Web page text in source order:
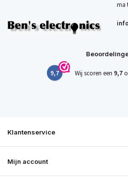
ma
9,7 Wij scoren een 9,7
Klantenservice
Mijn account